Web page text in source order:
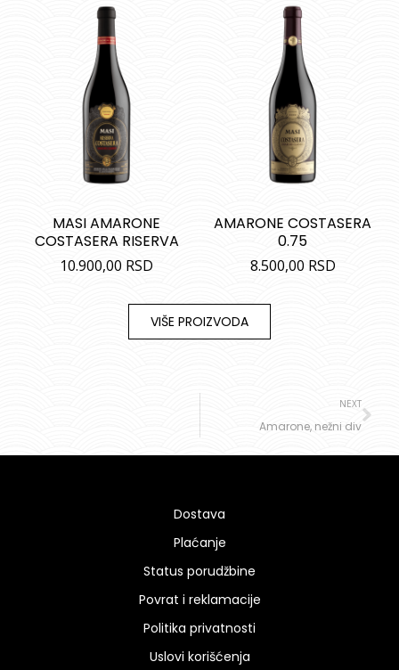
MASI AMARONE
COSTASERA RISERVA
10.900,00 RSD
AMARONE COSTASERA
0.75
8.500,00 RSD
VIŠE PROIZVODA
NEXT
Amarone, nežni div
Dostava
Plaćanje
Status porudžbine
Povrat i reklamacije
Politika privatnosti
Uslovi korišćenja